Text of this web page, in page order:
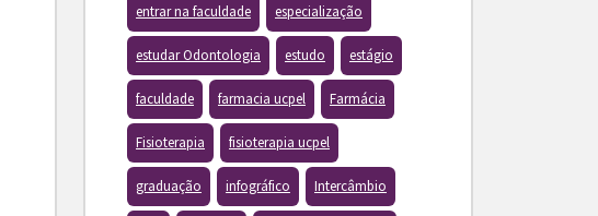
entrar na faculdade especialização
estudar Odontologia estudo estágio
faculdade farmacia ucpel Farmácia
Fisioterapia fisioterapia ucpel
graduação infográfico Intercâmbio